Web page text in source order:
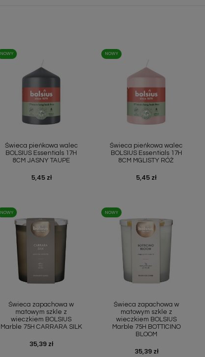
Świeca pieńkowa walec
BOLSIUS Essentials 17H
8CM JASNY TAUPE
Cena
5,45 zł
NOWY
Świeca pieńkowa walec
BOLSIUS Essentials 17H
8CM MGLISTY RÓŻ
Cena
5,45 zł
NOWY
Świeca zapachowa w
matowym szkle z
wieczkiem BOLSIUS
Marble 75H CARRARA SILK
Cena
35,39 zł
NOWY
Świeca zapachowa w
matowym szkle z
wieczkiem BOLSIUS
Marble 75H BOTTICINO
BLOOM
Cena
35,39 zł
NOWY